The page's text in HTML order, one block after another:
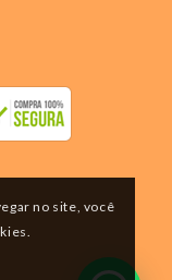
no site, você